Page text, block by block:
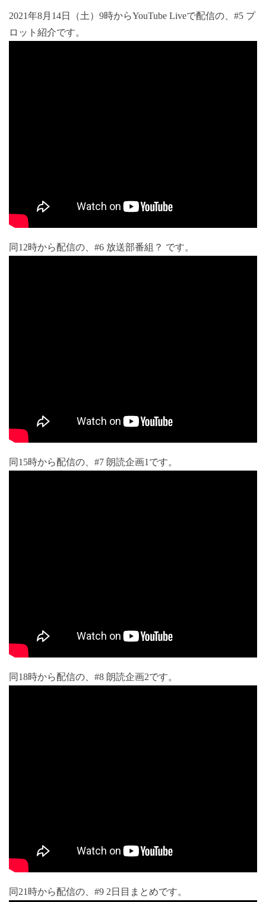
2021年8月14日（土）9時からYouTube Liveで配信の、#5 プ
ロット紹介です。
同12時から配信の、#6 放送部番組？ です。
同15時から配信の、#7 朗読企画1です。
同18時から配信の、#8 朗読企画2です。
同21時から配信の、#9 2日目まとめです。